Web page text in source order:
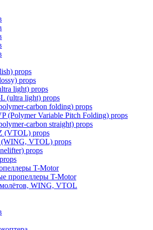
props
props
light) props
(ultra light) props
carbon folding) props
(Polymer Variable Pitch Folding) props
carbon straight) props
(VTOL) props
VTOL) props
props
T-Motor
пропеллеры T-Motor
WING, VTOL